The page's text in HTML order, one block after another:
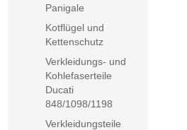
Panigale
Kotflügel und
Kettenschutz
Verkleidungs- und
Kohlefaserteile
Ducati
848/1098/1198
Verkleidungsteile